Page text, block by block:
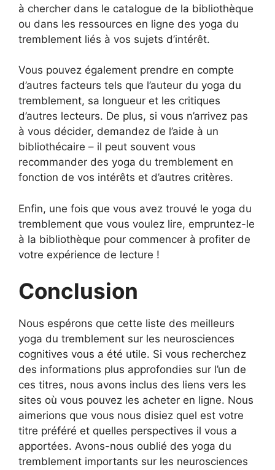
à chercher dans le catalogue de la bibliothèque
ou dans les ressources en ligne des yoga du
tremblement liés à vos sujets d’intérêt.
Vous pouvez également prendre en compte
d’autres facteurs tels que l’auteur du yoga du
tremblement, sa longueur et les critiques
d’autres lecteurs. De plus, si vous n’arrivez pas
à vous décider, demandez de l’aide à un
bibliothécaire – il peut souvent vous
recommander des yoga du tremblement en
fonction de vos intérêts et d’autres critères.
Enfin, une fois que vous avez trouvé le yoga du
tremblement que vous voulez lire, empruntez-le
à la bibliothèque pour commencer à profiter de
votre expérience de lecture !
Conclusion
Nous espérons que cette liste des meilleurs
yoga du tremblement sur les neurosciences
cognitives vous a été utile. Si vous recherchez
des informations plus approfondies sur l’un de
ces titres, nous avons inclus des liens vers les
sites où vous pouvez les acheter en ligne. Nous
aimerions que vous nous disiez quel est votre
titre préféré et quelles perspectives il vous a
apportées. Avons-nous oublié des yoga du
tremblement importants sur les neurosciences